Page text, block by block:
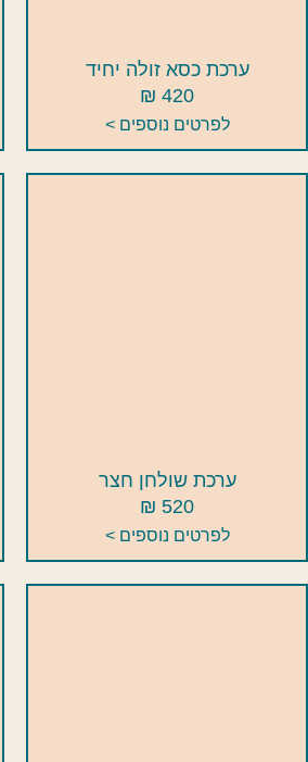
ערכת כסא זולה יחיד
420 ₪
לפרטים נוספים >
ערכת שולחן חצר
520 ₪
לפרטים נוספים >